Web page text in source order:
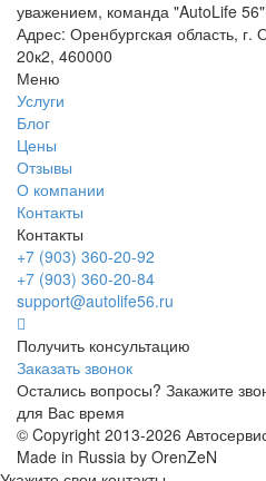
уважением, команда "AutoLife
Адрес: Оренбургская область, г.
20к2, 460000
Меню
Услуги
Блог
Цены
Отзывы
О компании
Контакты
Контакты
+7 (903) 360-20-92
+7 (903) 360-20-84
support@autolife56.ru
Получить консультацию
Заказать звонок
Остались вопросы? Закажите
для Вас время
© Copyright 2013-2026
Made in Russia by OrenZeN